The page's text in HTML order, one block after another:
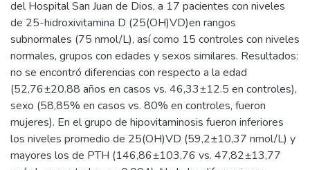
del Hospital San Juan de Dios, a 17 pacientes con niveles
de 25-hidroxivitamina D (25(OH)VD)en rangos
subnormales (75 nmol/L), así como 15 controles con niveles
normales, grupos con edades y sexos similares. Resultados:
no se encontró diferencias con respecto a la edad
(52,76±20.88 años en casos vs. 46,33±12.5 en controles),
sexo (58,85% en casos vs. 80% en controles, fueron
mujeres). En el grupo de hipovitaminosis fueron inferiores
los niveles promedio de 25(OH)VD (59,2±10,37 nmol/L) y
mayores los de PTH (146,86±103,76 vs. 47,82±13,77